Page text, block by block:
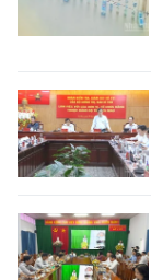
NHÂN DÂN
MUA BÁO
ĐỌC BÁO IN
ENGLISH
中文